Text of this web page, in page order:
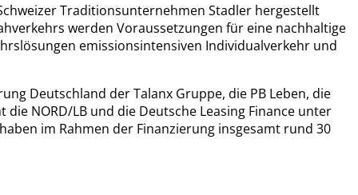
Traditionsunternehmen Stadler hergestellt
werden Voraussetzungen für eine nachhaltige
emissionsintensiven Individualverkehr und
Deutschland der Talanx Gruppe, die PB Leben, die
NORD/LB und die Deutsche Leasing Finance unter
im Rahmen der Finanzierung insgesamt rund 30